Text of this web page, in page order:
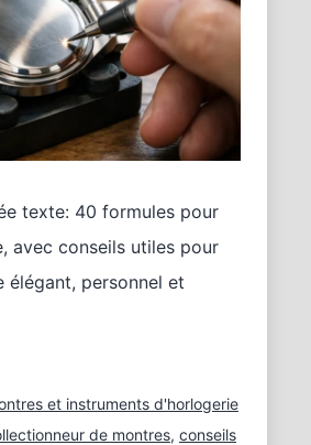
texte: 40 formules pour
avec conseils utiles pour
élégant, personnel et
et instruments d'horlogerie
de montres, conseils